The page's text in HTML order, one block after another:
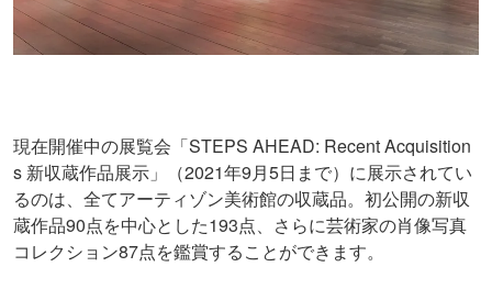
現在開催中の展覧会「STEPS AHEAD: Recent Acquisition
s 新収蔵作品展示」（2021年9月5日まで）に展示されてい
るのは、全てアーティゾン美術館の収蔵品。初公開の新収
蔵作品90点を中心とした193点、さらに芸術家の肖像写真
コレクション87点を鑑賞することができます。